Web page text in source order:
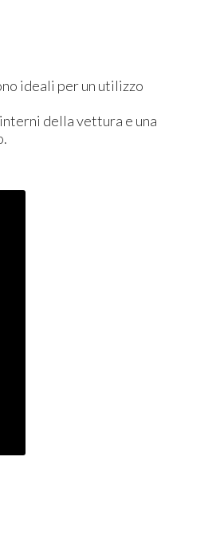
ideali per un utilizzo
della vettura e una